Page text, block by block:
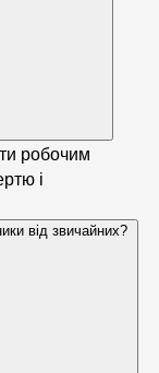
робочим
і
від звичайних?